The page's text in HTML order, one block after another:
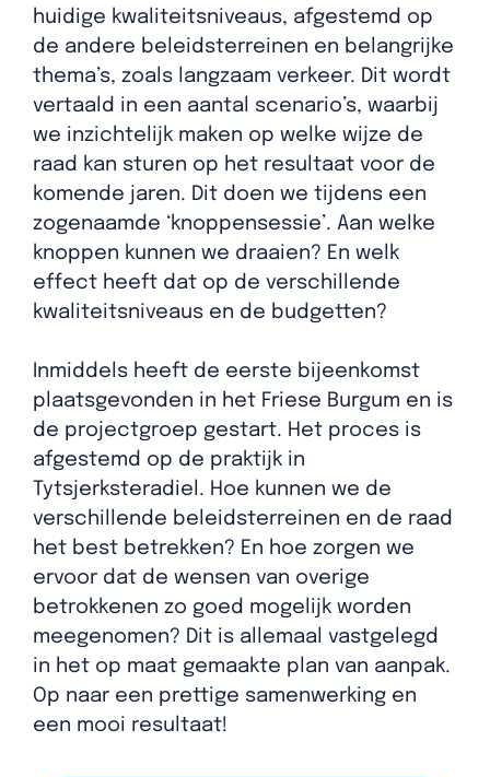
huidige kwaliteitsniveaus, afgestemd op
de andere beleidsterreinen en belangrijke
thema’s, zoals langzaam verkeer. Dit wordt
vertaald in een aantal scenario’s, waarbij
we inzichtelijk maken op welke wijze de
raad kan sturen op het resultaat voor de
komende jaren. Dit doen we tijdens een
zogenaamde ‘knoppensessie’. Aan welke
knoppen kunnen we draaien? En welk
effect heeft dat op de verschillende
kwaliteitsniveaus en de budgetten?
Inmiddels heeft de eerste bijeenkomst
plaatsgevonden in het Friese Burgum en is
de projectgroep gestart. Het proces is
afgestemd op de praktijk in
Tytsjerksteradiel. Hoe kunnen we de
verschillende beleidsterreinen en de raad
het best betrekken? En hoe zorgen we
ervoor dat de wensen van overige
betrokkenen zo goed mogelijk worden
meegenomen? Dit is allemaal vastgelegd
in het op maat gemaakte plan van aanpak.
Op naar een prettige samenwerking en
een mooi resultaat!